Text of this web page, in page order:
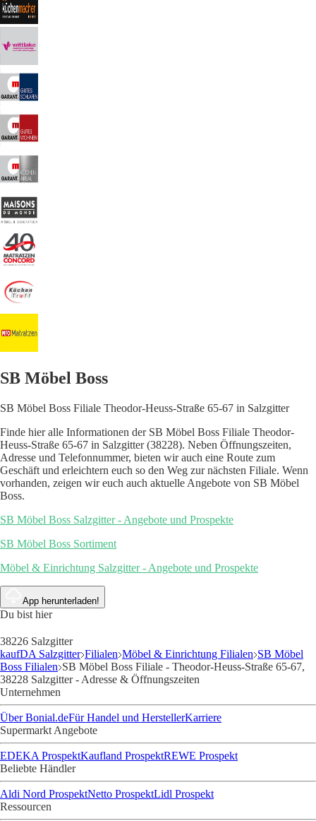
SB Möbel Boss
SB Möbel Boss Filiale Theodor-Heuss-Straße 65-67 in Salzgitter
Finde hier alle Informationen der SB Möbel Boss Filiale Theodor-
Heuss-Straße 65-67 in Salzgitter (38228). Neben Öffnungszeiten,
Adresse und Telefonnummer, bieten wir auch eine Route zum
Geschäft und erleichtern euch so den Weg zur nächsten Filiale. Wenn
vorhanden, zeigen wir euch auch aktuelle Angebote von SB Möbel
Boss.
SB Möbel Boss Salzgitter - Angebote und Prospekte
SB Möbel Boss Sortiment
Möbel & Einrichtung Salzgitter - Angebote und Prospekte
App herunterladen!
Du bist hier
38226 Salzgitter
kaufDA Salzgitter Filialen Möbel & Einrichtung Filialen SB Möbel
Boss Filialen SB Möbel Boss Filiale - Theodor-Heuss-Straße 65-67,
38228 Salzgitter - Adresse & Öffnungszeiten
Unternehmen
Über Bonial.deFür Handel und HerstellerKarriere
Supermarkt Angebote
EDEKA ProspektKaufland ProspektREWE Prospekt
Beliebte Händler
Aldi Nord ProspektNetto ProspektLidl Prospekt
Ressourcen